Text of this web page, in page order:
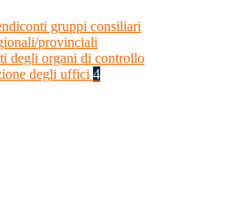
gruppi consiliari
provinciali
degli organi di controllo
degli uffici 4